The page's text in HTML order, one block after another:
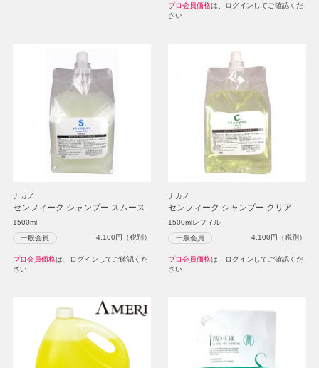
プロ会員価格は、ログインしてご確認くだ
さい
ナカノ
センフィーク シャンプー スムース
1500ml
一般会員 4,100円（税別）
プロ会員価格は、ログインしてご確認くだ
さい
ナカノ
センフィーク シャンプー クリア
1500mlレフィル
一般会員 4,100円（税別）
プロ会員価格は、ログインしてご確認くだ
さい